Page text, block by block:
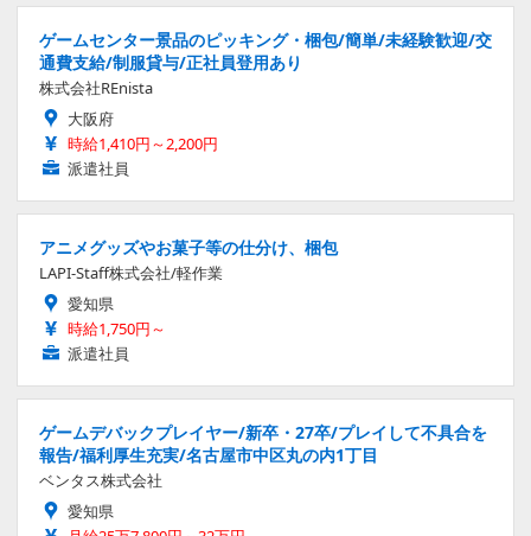
ゲームセンター景品のピッキング・梱包/簡単/未経験歓迎/交
通費支給/制服貸与/正社員登用あり
株式会社REnista
大阪府
時給1,410円～2,200円
派遣社員
アニメグッズやお菓子等の仕分け、梱包
LAPI-Staff株式会社/軽作業
愛知県
時給1,750円～
派遣社員
ゲームデバックプレイヤー/新卒・27卒/プレイして不具合を
報告/福利厚生充実/名古屋市中区丸の内1丁目
ベンタス株式会社
愛知県